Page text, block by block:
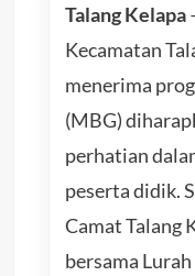
Talang Kelapa
Kecamatan
menerima
(MBG)
perhatian
peserta didik.
Camat Talang
bersama